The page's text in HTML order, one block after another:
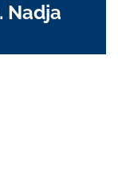
Nadja